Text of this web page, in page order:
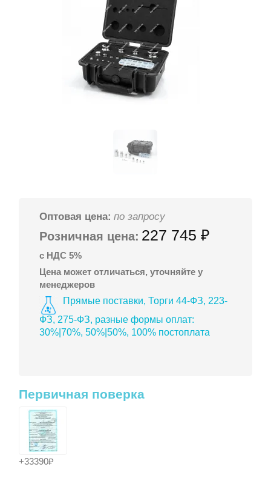
Оптовая цена: по запросу
Розничная цена: 227 745 ₽
с НДС 5%
Цена может отличаться, уточняйте у
менеджеров
Прямые поставки, Торги 44-ФЗ, 223-
ФЗ, 275-ФЗ, разные формы оплат:
30%|70%, 50%|50%, 100% постоплата
Первичная поверка
+33390₽